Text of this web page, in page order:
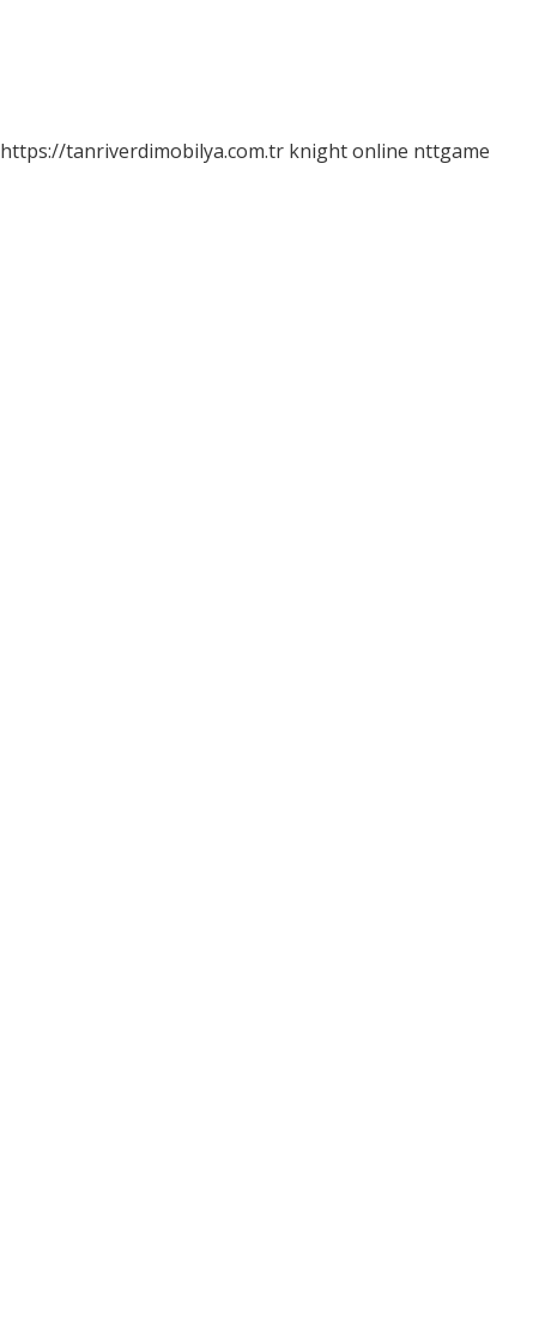
https://tanriverdimobilya.com.tr knight online nttgame